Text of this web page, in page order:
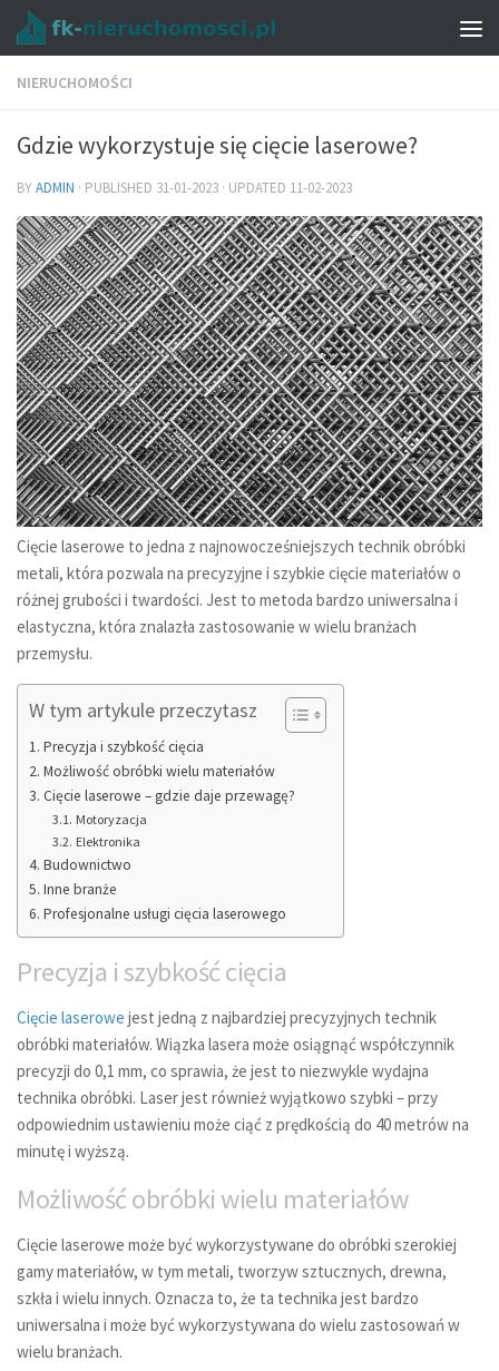
NIERUCHOMOŚCI
Gdzie wykorzystuje się cięcie laserowe?
BYADMIN · PUBLISHED 31-01-2023 · UPDATED 11-02-2023
Cięcie laserowe to jedna z najnowocześniejszych technik obróbki
metali, która pozwala na precyzyjne i szybkie cięcie materiałów o
różnej grubości i twardości. Jest to metoda bardzo uniwersalna i
elastyczna, która znalazła zastosowanie w wielu branżach
przemysłu.
W tym artykule przeczytasz
Precyzja i szybkość cięcia
Możliwość obróbki wielu materiałów
Cięcie laserowe – gdzie daje przewagę?
Motoryzacja
Elektronika
Budownictwo
Inne branże
Profesjonalne usługi cięcia laserowego
Precyzja i szybkość cięcia
Cięcie laserowe jest jedną z najbardziej precyzyjnych technik
obróbki materiałów. Wiązka lasera może osiągnąć współczynnik
precyzji do 0,1 mm, co sprawia, że jest to niezwykle wydajna
technika obróbki. Laser jest również wyjątkowo szybki – przy
odpowiednim ustawieniu może ciąć z prędkością do 40 metrów na
minutę i wyższą.
Możliwość obróbki wielu materiałów
Cięcie laserowe może być wykorzystywane do obróbki szerokiej
gamy materiałów, w tym metali, tworzyw sztucznych, drewna,
szkła i wielu innych. Oznacza to, że ta technika jest bardzo
uniwersalna i może być wykorzystywana do wielu zastosowań w
wielu branżach.